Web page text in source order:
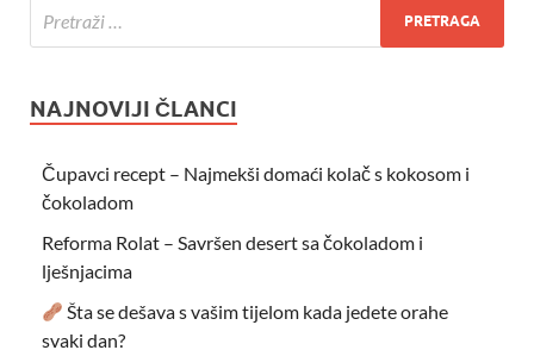
NAJNOVIJI ČLANCI
Čupavci recept – Najmekši domaći kolač s kokosom i
čokoladom
Reforma Rolat – Savršen desert sa čokoladom i
lješnjacima
Šta se dešava s vašim tijelom kada jedete orahe
svaki dan?